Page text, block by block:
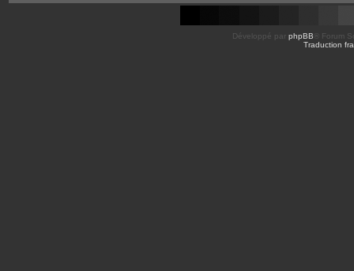
Développé par phpBB ® Forum
Traduction